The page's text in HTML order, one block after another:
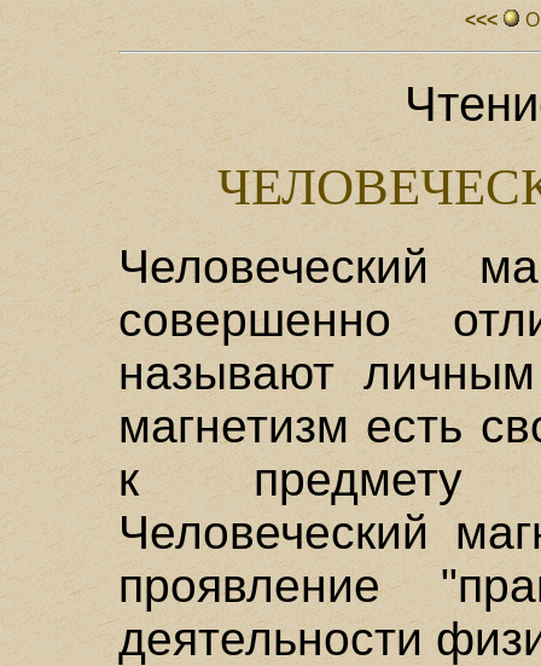
<<<
Человеческий
совершенно
называют
магнетизм есть
к предмету
Человеческий
проявление
деятельности